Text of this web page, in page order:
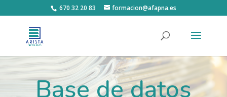
670 32 20 83 formacion@afapna.es
Base de datos